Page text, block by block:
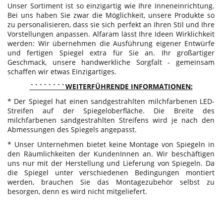
Unser Sortiment ist so einzigartig wie Ihre Inneneinrichtung.
Bei uns haben Sie zwar die Möglichkeit, unsere Produkte so
zu personalisieren, dass sie sich perfekt an Ihren Stil und Ihre
Vorstellungen anpassen. Alfaram lässt Ihre Ideen Wirklichkeit
werden: Wir übernehmen die Ausführung eigener Entwürfe
und fertigen Spiegel extra für Sie an. Ihr großartiger
Geschmack, unsere handwerkliche Sorgfalt - gemeinsam
schaffen wir etwas Einzigartiges.
````````WEITERFÜHRENDE INFORMATIONEN:
* Der Spiegel hat einen sandgestrahlten milchfarbenen LED-
Streifen auf der Spiegeloberfläche. Die Breite des
milchfarbenen sandgestrahlten Streifens wird je nach den
Abmessungen des Spiegels angepasst.
* Unser Unternehmen bietet keine Montage von Spiegeln in
den Räumlichkeiten der KundenInnen an. Wir beschäftigen
uns nur mit der Herstellung und Lieferung von Spiegeln. Da
die Spiegel unter verschiedenen Bedingungen montiert
werden, brauchen Sie das Montagezubehör selbst zu
besorgen, denn es wird nicht mitgeliefert.